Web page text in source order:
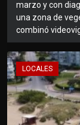
marzo y con
una zona de
combinó
LOCALES